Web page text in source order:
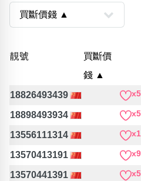
位置分類
次數分類
生日分類
清
靚號
買斷價
錢 ▲
18826493439
18898493934
13556111314
13570413191 x9
13570441391 x5